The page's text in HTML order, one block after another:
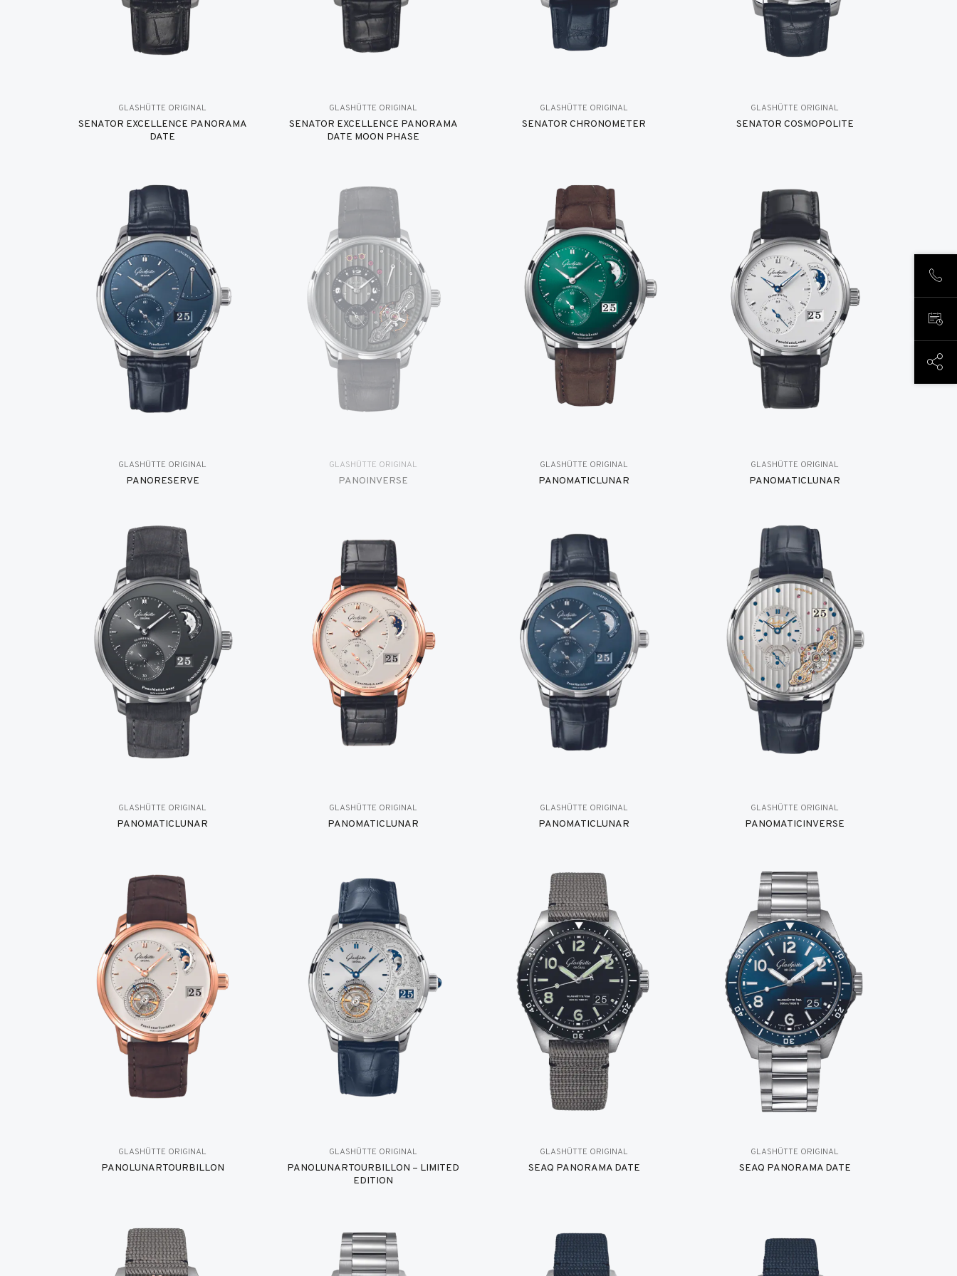
GLASHÜTTE ORIGINAL
SENATOR EXCELLENCE PANORAMA
DATE
GLASHÜTTE ORIGINAL
SENATOR EXCELLENCE PANORAMA
DATE MOON PHASE
GLASHÜTTE ORIGINAL
SENATOR CHRONOMETER
GLASHÜTTE ORIGINAL
SENATOR COSMOPOLITE
GLASHÜTTE ORIGINAL
PANORESERVE
GLASHÜTTE ORIGINAL
PANOINVERSE
GLASHÜTTE ORIGINAL
PANOMATICLUNAR
GLASHÜTTE ORIGINAL
PANOMATICLUNAR
GLASHÜTTE ORIGINAL
PANOMATICLUNAR
GLASHÜTTE ORIGINAL
PANOMATICLUNAR
GLASHÜTTE ORIGINAL
PANOMATICLUNAR
GLASHÜTTE ORIGINAL
PANOMATICINVERSE
GLASHÜTTE ORIGINAL
PANOLUNARTOURBILLON
GLASHÜTTE ORIGINAL
PANOLUNARTOURBILLON – LIMITED
EDITION
GLASHÜTTE ORIGINAL
SEAQ PANORAMA DATE
GLASHÜTTE ORIGINAL
SEAQ PANORAMA DATE
致电
预约
分享